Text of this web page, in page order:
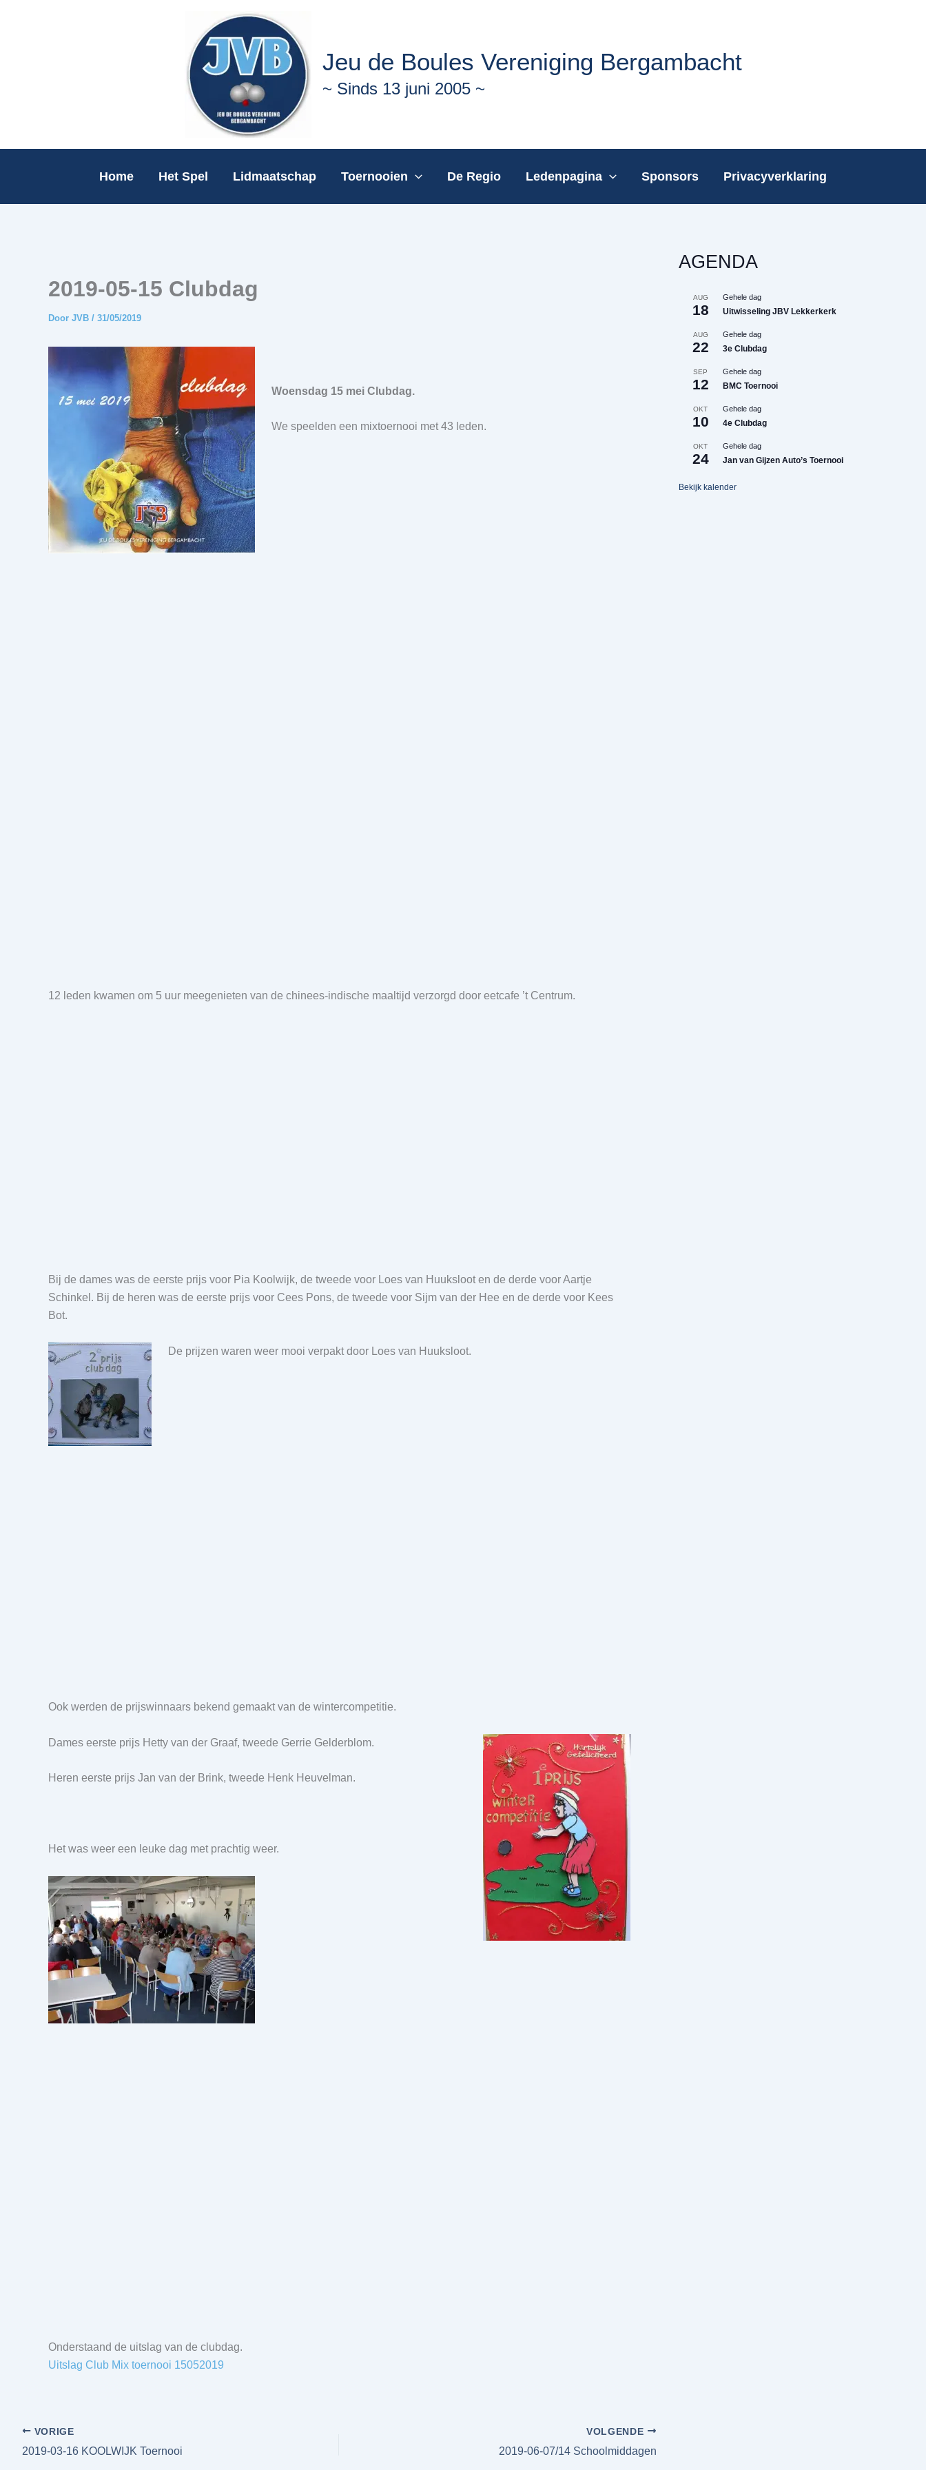
Jeu de Boules Vereniging Bergambacht
~ Sinds 13 juni 2005 ~
Home Het Spel Lidmaatschap Toernooien De Regio Ledenpagina Sponsors Privacyverklaring
2019-05-15 Clubdag
Door JVB / 31/05/2019
Woensdag 15 mei Clubdag.
We speelden een mixtoernooi met 43 leden.
12 leden kwamen om 5 uur meegenieten van de chinees-indische maaltijd verzorgd door eetcafe ’t Centrum.
Bij de dames was de eerste prijs voor Pia Koolwijk, de tweede voor Loes van Huuksloot en de derde voor Aartje
Schinkel. Bij de heren was de eerste prijs voor Cees Pons, de tweede voor Sijm van der Hee en de derde voor Kees
Bot.
De prijzen waren weer mooi verpakt door Loes van Huuksloot.
Ook werden de prijswinnaars bekend gemaakt van de wintercompetitie.
Dames eerste prijs Hetty van der Graaf, tweede Gerrie Gelderblom.
Heren eerste prijs Jan van der Brink, tweede Henk Heuvelman.
Het was weer een leuke dag met prachtig weer.
Onderstaand de uitslag van de clubdag.
Uitslag Club Mix toernooi 15052019
VORIGE
2019-03-16 KOOLWIJK Toernooi
VOLGENDE
2019-06-07/14 Schoolmiddagen
AGENDA
AUG
18
Gehele dag
Uitwisseling JBV Lekkerkerk
AUG
22
Gehele dag
3e Clubdag
SEP
12
Gehele dag
BMC Toernooi
OKT
10
Gehele dag
4e Clubdag
OKT
24
Gehele dag
Jan van Gijzen Auto’s Toernooi
Bekijk kalender